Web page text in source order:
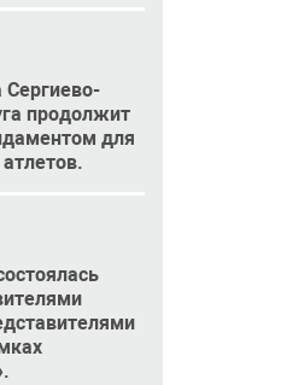
Сергиево-
продолжит
для